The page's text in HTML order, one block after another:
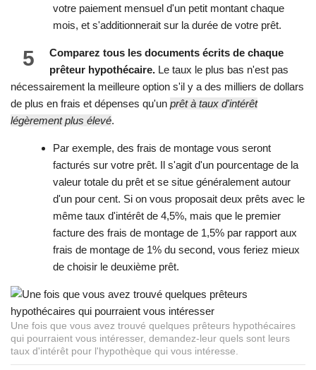
votre paiement mensuel d'un petit montant chaque
mois, et s'additionnerait sur la durée de votre prêt.
5
Comparez tous les documents écrits de chaque
prêteur hypothécaire. Le taux le plus bas n'est pas
nécessairement la meilleure option s'il y a des milliers de dollars
de plus en frais et dépenses qu'un prêt à taux d'intérêt
légèrement plus élevé.
Par exemple, des frais de montage vous seront
facturés sur votre prêt. Il s'agit d'un pourcentage de la
valeur totale du prêt et se situe généralement autour
d'un pour cent. Si on vous proposait deux prêts avec le
même taux d'intérêt de 4,5%, mais que le premier
facture des frais de montage de 1,5% par rapport aux
frais de montage de 1% du second, vous feriez mieux
de choisir le deuxième prêt.
Une fois que vous avez trouvé quelques prêteurs hypothécaires
qui pourraient vous intéresser, demandez-leur quels sont leurs
taux d'intérêt pour l'hypothèque qui vous intéresse.